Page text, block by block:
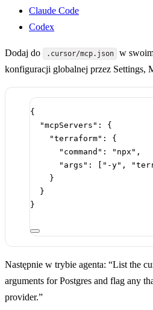
Claude Code
Codex
Dodaj do .cursor/mcp.json
w
konfiguracji globalnej przez Settings,
{
"mcpServers" : {
"terraform" : {
"command" : "npx" ,
"args" : [ "-y" ,
}
}
}
Następnie w trybie agenta: “List the
arguments for Postgres and flag any
provider.”